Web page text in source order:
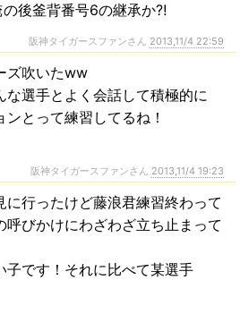
の後釜背番号6の継承か⁈
阪神タイガースファンさん 2013,11/4 22:59
ズ吹いたww
な選手とよく会話して積極的に
ンとって練習してるね！
阪神タイガースファンさん 2013,11/4 19:23
に行ったけど藤浪君練習終わって
呼びかけにわざわざ立ち止まって
子です！それに比べて某選手